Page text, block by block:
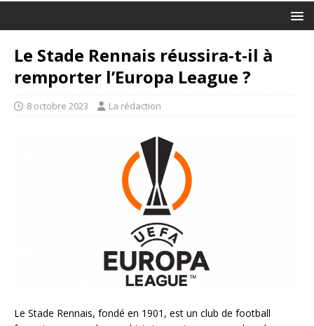
Le Stade Rennais réussira-t-il à
remporter l’Europa League ?
8 octobre 2023 La rédaction
Le Stade Rennais, fondé en 1901, est un club de football